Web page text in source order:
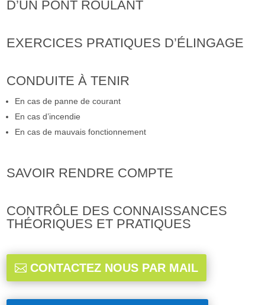
D’UN PONT ROULANT
EXERCICES PRATIQUES D’ÉLINGAGE
CONDUITE À TENIR
En cas de panne de courant
En cas d’incendie
En cas de mauvais fonctionnement
SAVOIR RENDRE COMPTE
CONTRÔLE DES CONNAISSANCES
THÉORIQUES ET PRATIQUES
CONTACTEZ NOUS PAR MAIL